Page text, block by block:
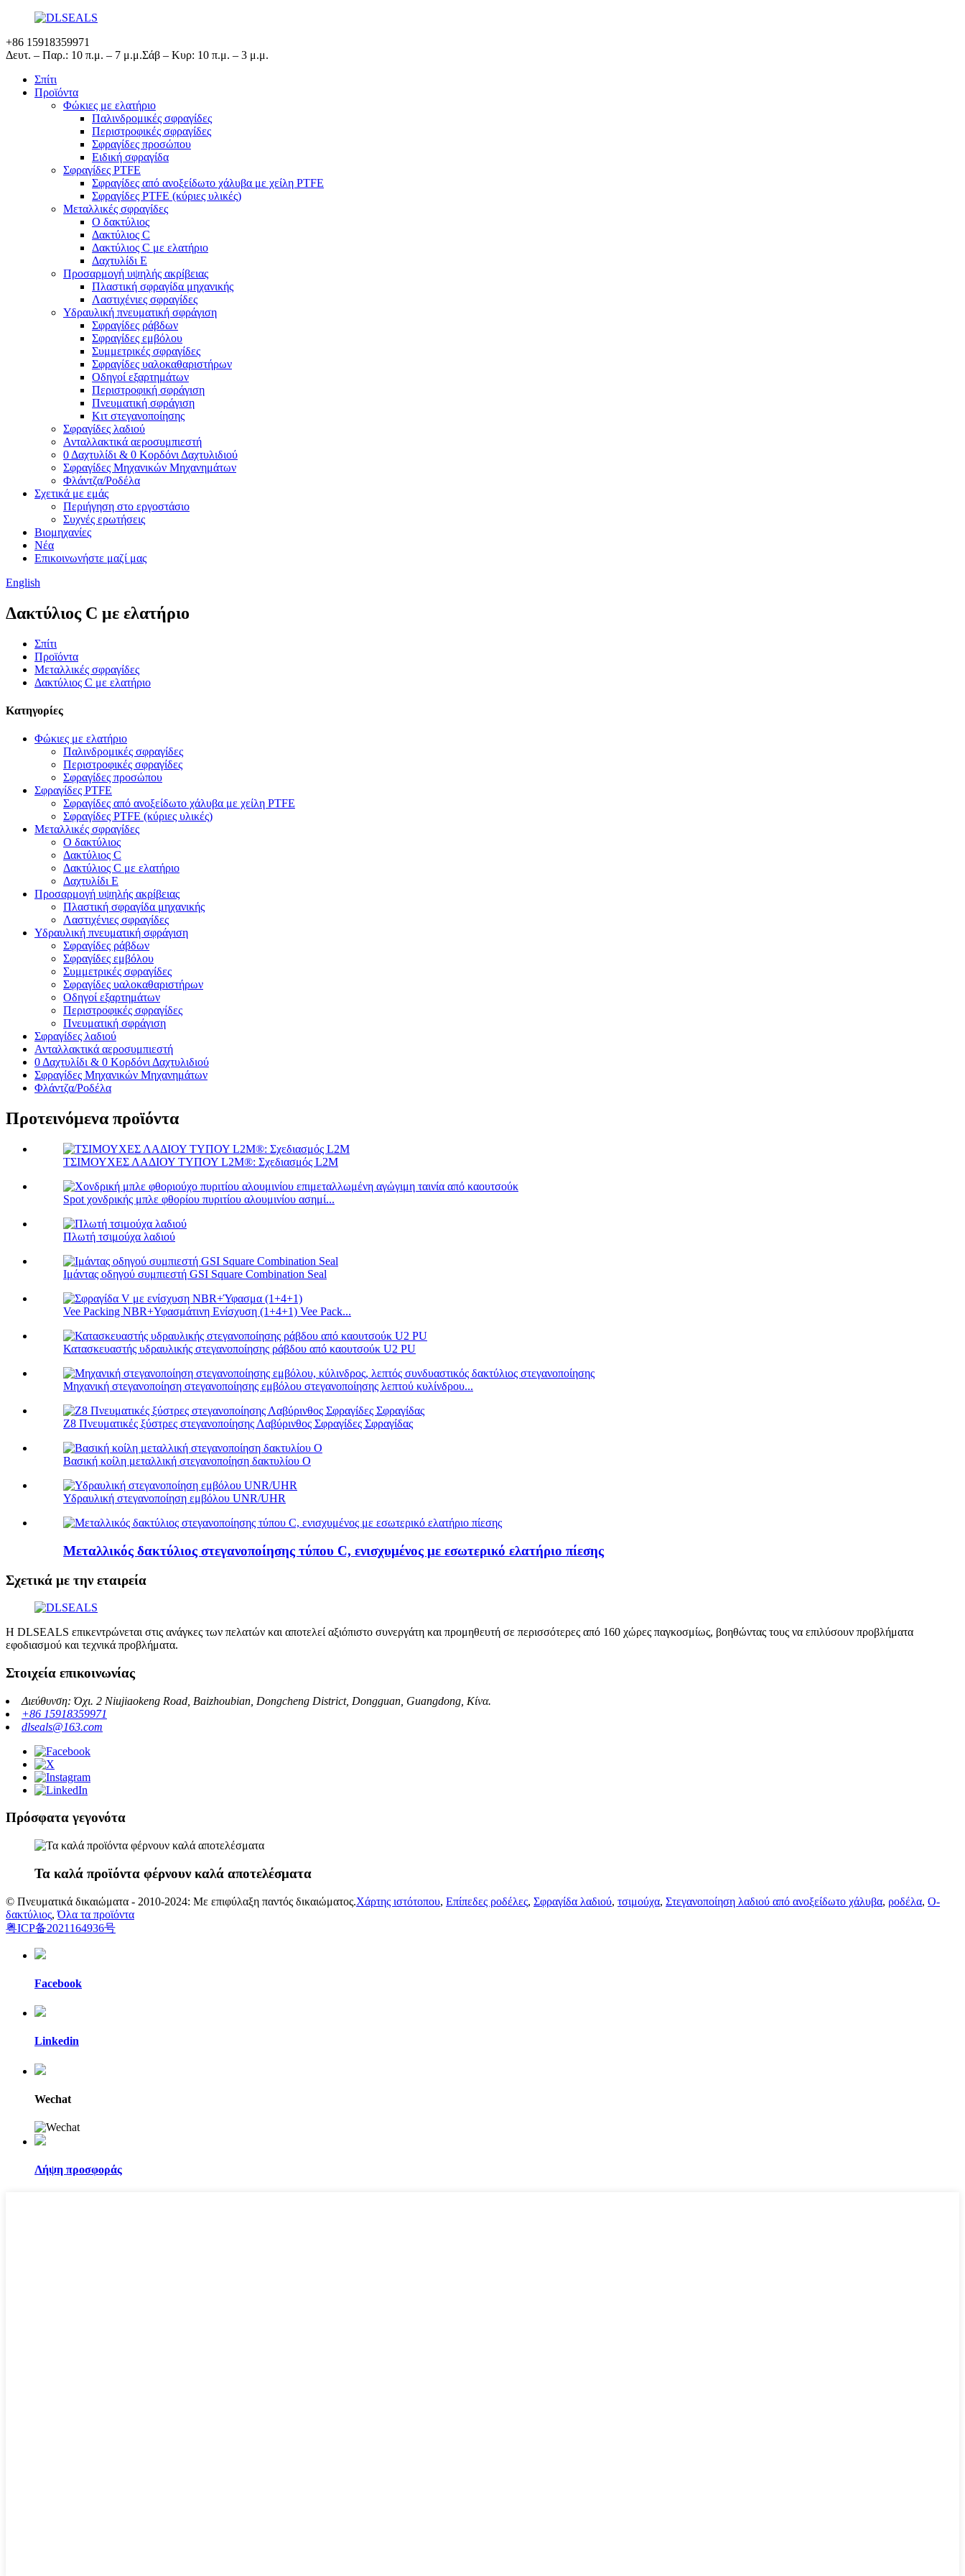
+86 15918359971
Δευτ. – Παρ.: 10 π.μ. – 7 μ.μ.Σάβ – Κυρ: 10 π.μ. – 3 μ.μ.
Σπίτι
Προϊόντα
Φώκιες με ελατήριο
Παλινδρομικές σφραγίδες
Περιστροφικές σφραγίδες
Σφραγίδες προσώπου
Ειδική σφραγίδα
Σφραγίδες PTFE
Σφραγίδες από ανοξείδωτο χάλυβα με χείλη PTFE
Σφραγίδες PTFE (κύριες υλικές)
Μεταλλικές σφραγίδες
Ο δακτύλιος
Δακτύλιος C
Δακτύλιος C με ελατήριο
Δαχτυλίδι Ε
Προσαρμογή υψηλής ακρίβειας
Πλαστική σφραγίδα μηχανικής
Λαστιχένιες σφραγίδες
Υδραυλική πνευματική σφράγιση
Σφραγίδες ράβδων
Σφραγίδες εμβόλου
Συμμετρικές σφραγίδες
Σφραγίδες υαλοκαθαριστήρων
Οδηγοί εξαρτημάτων
Περιστροφική σφράγιση
Πνευματική σφράγιση
Κιτ στεγανοποίησης
Σφραγίδες λαδιού
Ανταλλακτικά αεροσυμπιεστή
0 Δαχτυλίδι & 0 Κορδόνι Δαχτυλιδιού
Σφραγίδες Μηχανικών Μηχανημάτων
Φλάντζα/Ροδέλα
Σχετικά με εμάς
Περιήγηση στο εργοστάσιο
Συχνές ερωτήσεις
Βιομηχανίες
Νέα
Επικοινωνήστε μαζί μας
English
Δακτύλιος C με ελατήριο
Σπίτι
Προϊόντα
Μεταλλικές σφραγίδες
Δακτύλιος C με ελατήριο
Κατηγορίες
Φώκιες με ελατήριο
Παλινδρομικές σφραγίδες
Περιστροφικές σφραγίδες
Σφραγίδες προσώπου
Σφραγίδες PTFE
Σφραγίδες από ανοξείδωτο χάλυβα με χείλη PTFE
Σφραγίδες PTFE (κύριες υλικές)
Μεταλλικές σφραγίδες
Ο δακτύλιος
Δακτύλιος C
Δακτύλιος C με ελατήριο
Δαχτυλίδι Ε
Προσαρμογή υψηλής ακρίβειας
Πλαστική σφραγίδα μηχανικής
Λαστιχένιες σφραγίδες
Υδραυλική πνευματική σφράγιση
Σφραγίδες ράβδων
Σφραγίδες εμβόλου
Συμμετρικές σφραγίδες
Σφραγίδες υαλοκαθαριστήρων
Οδηγοί εξαρτημάτων
Περιστροφικές σφραγίδες
Πνευματική σφράγιση
Σφραγίδες λαδιού
Ανταλλακτικά αεροσυμπιεστή
0 Δαχτυλίδι & 0 Κορδόνι Δαχτυλιδιού
Σφραγίδες Μηχανικών Μηχανημάτων
Φλάντζα/Ροδέλα
Προτεινόμενα προϊόντα
ΤΣΙΜΟΥΧΕΣ ΛΑΔΙΟΥ ΤΥΠΟΥ L2M®: Σχεδιασμός L2M
Spot χονδρικής μπλε φθορίου πυριτίου αλουμινίου ασημί...
Πλωτή τσιμούχα λαδιού
Ιμάντας οδηγού συμπιεστή GSI Square Combination Seal
Vee Packing NBR+Υφασμάτινη Ενίσχυση (1+4+1) Vee Pack...
Κατασκευαστής υδραυλικής στεγανοποίησης ράβδου από καουτσούκ U2 PU
Μηχανική στεγανοποίηση στεγανοποίησης εμβόλου στεγανοποίησης λεπτού κυλίνδρου...
Z8 Πνευματικές ξύστρες στεγανοποίησης Λαβύρινθος Σφραγίδες Σφραγίδας
Βασική κοίλη μεταλλική στεγανοποίηση δακτυλίου Ο
Υδραυλική στεγανοποίηση εμβόλου UNR/UHR
Μεταλλικός δακτύλιος στεγανοποίησης τύπου C, ενισχυμένος με εσωτερικό ελατήριο πίεσης
Σχετικά με την εταιρεία
Η DLSEALS επικεντρώνεται στις ανάγκες των πελατών και αποτελεί αξιόπιστο συνεργάτη και προμηθευτή σε περισσότερες από 160 χώρες παγκοσμίως, βοηθώντας τους να επιλύσουν προβλήματα
εφοδιασμού και τεχνικά προβλήματα.
Στοιχεία επικοινωνίας
Διεύθυνση: Όχι. 2 Niujiaokeng Road, Baizhoubian, Dongcheng District, Dongguan, Guangdong, Κίνα.
+86 15918359971
dlseals@163.com
Πρόσφατα γεγονότα
Τα καλά προϊόντα φέρνουν καλά αποτελέσματα
© Πνευματικά δικαιώματα - 2010-2024: Με επιφύλαξη παντός δικαιώματος.Χάρτης ιστότοπου, Επίπεδες ροδέλες, Σφραγίδα λαδιού, τσιμούχα, Στεγανοποίηση λαδιού από ανοξείδωτο χάλυβα, ροδέλα, Ο-
δακτύλιος,Όλα τα προϊόντα
粤ICP备2021164936号
Facebook
Linkedin
Wechat
Λήψη προσφοράς